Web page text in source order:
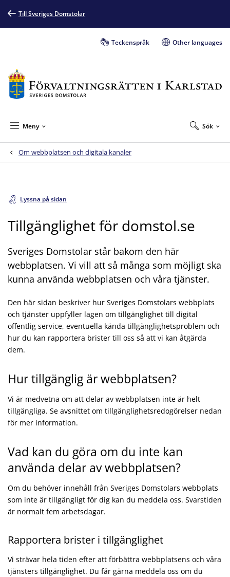
Till Sveriges Domstolar
Teckenspråk Other languages
Sök
Meny
Om webbplatsen och digitala kanaler
Lyssna på sidan
Tillgänglighet för domstol.se
Sveriges Domstolar står bakom den här
webbplatsen. Vi vill att så många som möjligt ska
kunna använda webbplatsen och våra tjänster.
Den här sidan beskriver hur Sveriges Domstolars webbplats
och tjänster uppfyller lagen om tillgänglighet till digital
offentlig service, eventuella kända tillgänglighetsproblem och
hur du kan rapportera brister till oss så att vi kan åtgärda
dem.
Hur tillgänglig är webbplatsen?
Vi är medvetna om att delar av webbplatsen inte är helt
tillgängliga. Se avsnittet om tillgänglighetsredogörelser nedan
för mer information.
Vad kan du göra om du inte kan
använda delar av webbplatsen?
Om du behöver innehåll från Sveriges Domstolars webbplats
som inte är tillgängligt för dig kan du meddela oss. Svarstiden
är normalt fem arbetsdagar.
Rapportera brister i tillgänglighet
Vi strävar hela tiden efter att förbättra webbplatsens och våra
tjänsters tillgänglighet. Du får gärna meddela oss om du